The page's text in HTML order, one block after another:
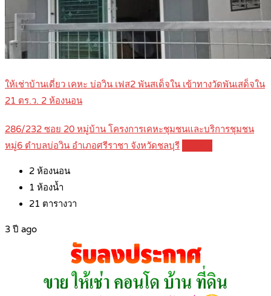
ให้เช่าบ้านเดี่ยว เคหะ บ่อวิน เฟส2 พันสเด็จใน เข้าทางวัดพันเสด็จใน
21 ตร.ว. 2 ห้องนอน
286/232 ซอย 20 หมู่บ้าน โครงการเคหะชุมชนและบริการชุมชน
หมู่6 ตำบลบ่อวิน อำเภอศรีราชา จังหวัดชลบุรี
2 ห้องนอน
1 ห้องน้ำ
21 ตารางวา
3 ปี ago